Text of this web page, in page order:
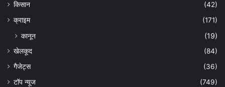
किसान
(42)
क्राइम
(171)
कानून (19)
खेलकूद
(84)
गैजेट्स
(36)
टॉप न्यूज
(749)